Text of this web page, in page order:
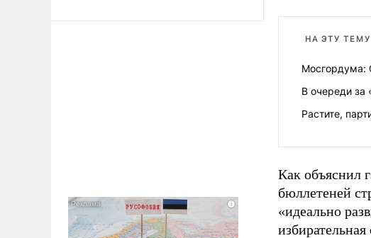
НА ЭТУ ТЕМУ
Мосгордума:
В очереди за
Растите,
Как объяснил
бюллетеней
«идеально